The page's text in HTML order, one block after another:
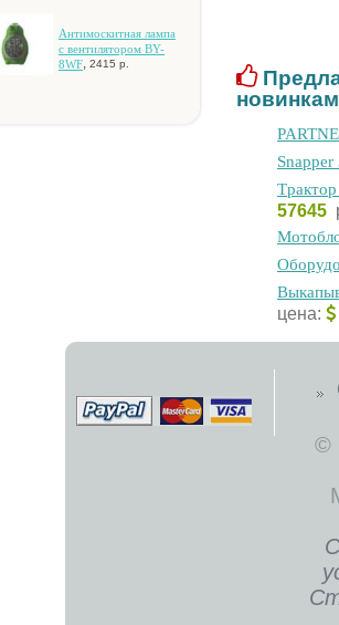
Aнтимocкитнaя лaмпa
c вeнтилятopoм BY-
8WF, 2415 р.
57645
цена:
©